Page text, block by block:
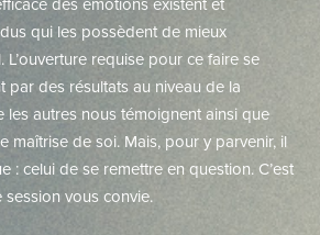
des émotions existent et
qui les possèdent de mieux
L’ouverture requise pour ce faire se
par des résultats au niveau de la
les autres nous témoignent ainsi que
maîtrise de soi. Mais, pour y parvenir, il
: celui de se remettre en question. C’est
vous convie.